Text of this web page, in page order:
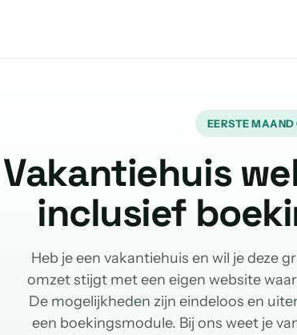
EERSTE MAAND
Vakantiehuis
inclusief
Heb je een vakantiehuis en wil je deze
omzet stijgt met een eigen website
De mogelijkheden zijn eindeloos en
een boekingsmodule. Bij ons weet je